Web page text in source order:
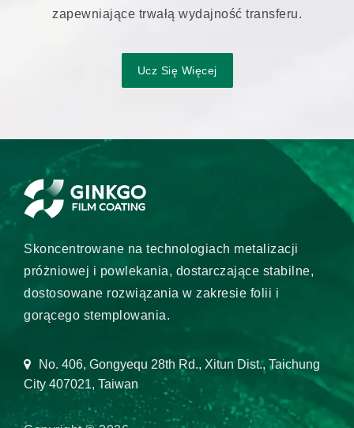
zapewniające trwałą wydajność transferu.
Ucz Się Więcej
Skoncentrowane na technologiach metalizacji
próżniowej i powlekania, dostarczające stabilne,
dostosowane rozwiązania w zakresie folii i
gorącego stemplowania.
No. 406, Gongyequ 28th Rd., Xitun Dist., Taichung
City 407021, Taiwan